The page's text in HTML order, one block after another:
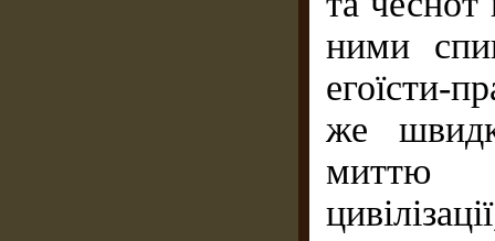
ними
егоїсти-
же
миттю